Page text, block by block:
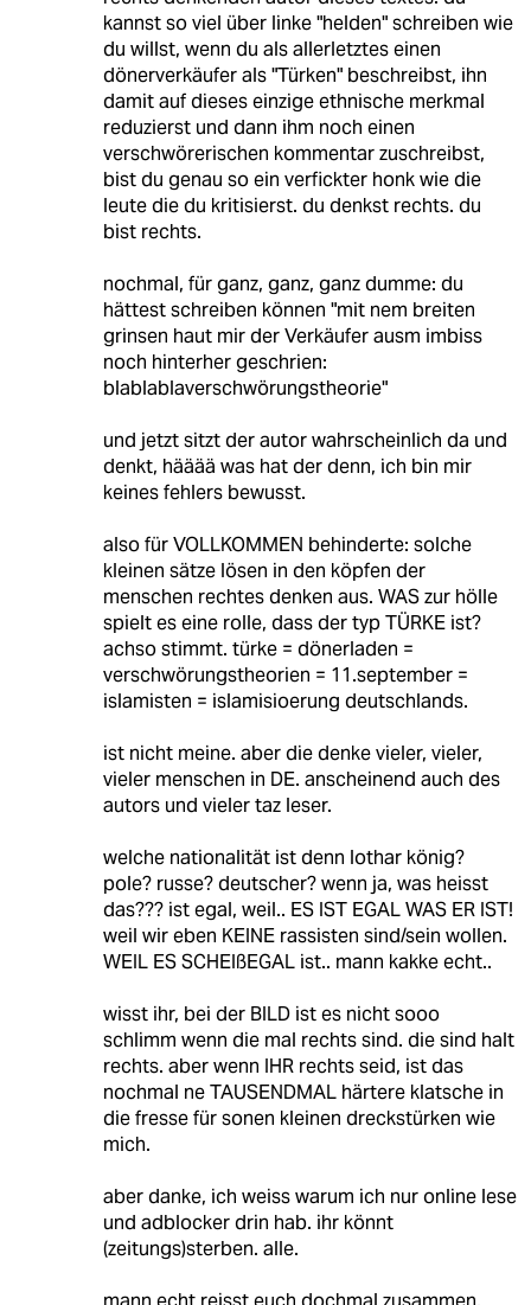
kannst so viel über linke "helden" schreiben wie
du willst, wenn du als allerletztes einen
dönerverkäufer als "Türken" beschreibst, ihn
damit auf dieses einzige ethnische merkmal
reduzierst und dann ihm noch einen
verschwörerischen kommentar zuschreibst,
bist du genau so ein verfickter honk wie die
leute die du kritisierst. du denkst rechts. du
bist rechts.
nochmal, für ganz, ganz, ganz dumme: du
hättest schreiben können "mit nem breiten
grinsen haut mir der Verkäufer ausm imbiss
noch hinterher geschrien:
blablablaverschwörungstheorie"
und jetzt sitzt der autor wahrscheinlich da und
denkt, hääää was hat der denn, ich bin mir
keines fehlers bewusst.
also für VOLLKOMMEN behinderte: solche
kleinen sätze lösen in den köpfen der
menschen rechtes denken aus. WAS zur hölle
spielt es eine rolle, dass der typ TÜRKE ist?
achso stimmt. türke = dönerladen =
verschwörungstheorien = 11.september =
islamisten = islamisioerung deutschlands.
ist nicht meine. aber die denke vieler, vieler,
vieler menschen in DE. anscheinend auch des
autors und vieler taz leser.
welche nationalität ist denn lothar könig?
pole? russe? deutscher? wenn ja, was heisst
das??? ist egal, weil.. ES IST EGAL WAS ER IST!
weil wir eben KEINE rassisten sind/sein wollen.
WEIL ES SCHEIßEGAL ist.. mann kakke echt..
wisst ihr, bei der BILD ist es nicht sooo
schlimm wenn die mal rechts sind. die sind halt
rechts. aber wenn IHR rechts seid, ist das
nochmal ne TAUSENDMAL härtere klatsche in
die fresse für sonen kleinen dreckstürken wie
mich.
aber danke, ich weiss warum ich nur online lese
und adblocker drin hab. ihr könnt
(zeitungs)sterben. alle.